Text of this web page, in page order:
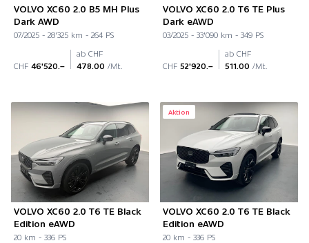
VOLVO XC60 2.0 B5 MH Plus
Dark AWD
07/2025 - 28'325 km - 264 PS
CHF 46'520.–
ab CHF
478.00 /Mt.
VOLVO XC60 2.0 T6 TE Plus
Dark eAWD
03/2025 - 33'090 km - 349 PS
CHF 52'920.–
ab CHF
511.00 /Mt.
VOLVO XC60 2.0 T6 TE Black
Edition eAWD
20 km - 336 PS
Aktion
VOLVO XC60 2.0 T6 TE Black
Edition eAWD
20 km - 336 PS